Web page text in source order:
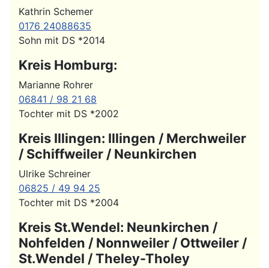
Kathrin Schemer
0176 24088635
Sohn mit DS *2014
Kreis Homburg:
Marianne Rohrer
06841 / 98 21 68
Tochter mit DS *2002
Kreis Illingen: Illingen / Merchweiler
/ Schiffweiler / Neunkirchen
Ulrike Schreiner
06825 / 49 94 25
Tochter mit DS *2004
Kreis St.Wendel: Neunkirchen /
Nohfelden / Nonnweiler / Ottweiler /
St.Wendel / Theley-Tholey